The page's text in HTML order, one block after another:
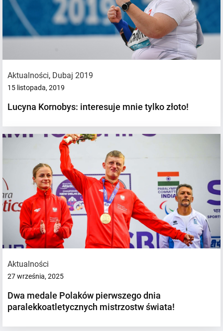
Aktualności, Dubaj 2019
15 listopada, 2019
Lucyna Kornobys: interesuje mnie tylko złoto!
Aktualności
27 września, 2025
Dwa medale Polaków pierwszego dnia
paralekkoatletycznych mistrzostw świata!